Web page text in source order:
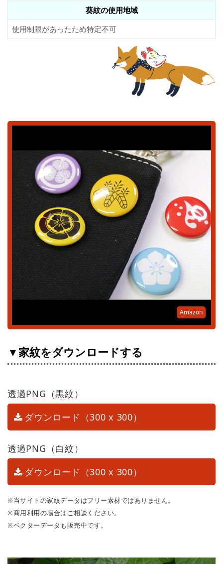
葵紋の使用地域
使用制限があったため特定不可
Amazon
▼家紋をダウンロードする
透過PNG（黒紋）
ダウンロード（300 x 300）
透過PNG（白紋）
ダウンロード（300 x 300）
※当サイトの家紋データはフリー素材ではありません。
※商用利用の場合はご相談ください。
※ベクターデータも販売中です。